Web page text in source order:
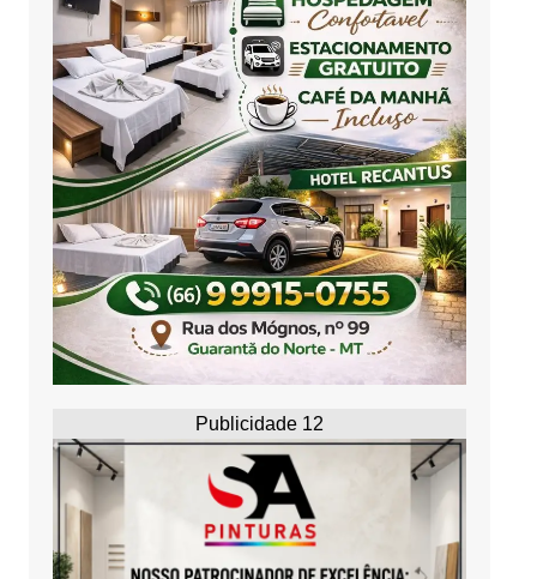
Publicidade 12